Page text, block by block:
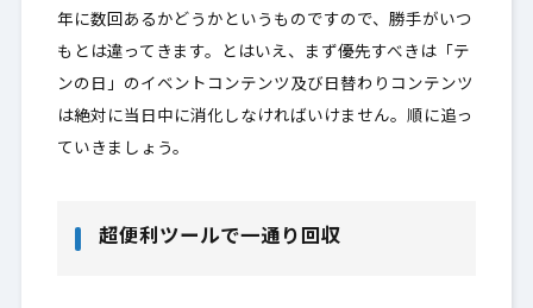
年に数回あるかどうかというものですので、勝手がいつ
もとは違ってきます。とはいえ、まず優先すべきは「テ
ンの日」のイベントコンテンツ及び日替わりコンテンツ
は絶対に当日中に消化しなければいけません。順に追っ
ていきましょう。
超便利ツールで一通り回収